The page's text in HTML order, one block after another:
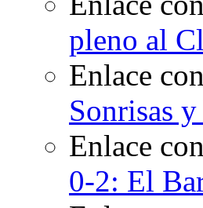
pleno al
Enlace
Sonrisas
Enlace
0-2: El